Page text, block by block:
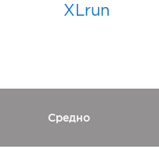
XLrun
Средно